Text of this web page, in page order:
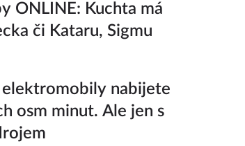
ONLINE: Kuchta má
či Kataru, Sigmu
nabijete
osm minut. Ale jen s